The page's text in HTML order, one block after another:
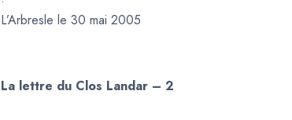
L’Arbresle le 30 mai 2005
La lettre du Clos Landar – 2